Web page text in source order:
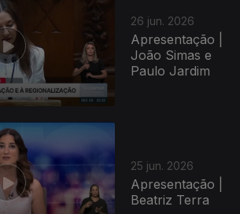
26 jun. 2026
Apresentação |
João Simas e
Paulo Jardim
25 jun. 2026
Apresentação |
Beatriz Terra